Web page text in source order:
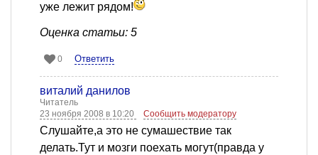
уже лежит рядом!
Оценка статьи: 5
0 Ответить
виталий данилов
Читатель
23 ноября 2008 в 10:20
Сообщить модератору
Слушайте,а это не сумашествие так
делать.Тут и мозги поехать могут(правда у